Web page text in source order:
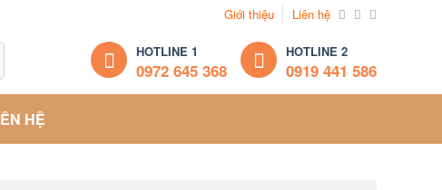
Giới thiệu Liên hệ
HOTLINE 1
0972 645 368
HOTLINE 2
0919 441 586
HỆ